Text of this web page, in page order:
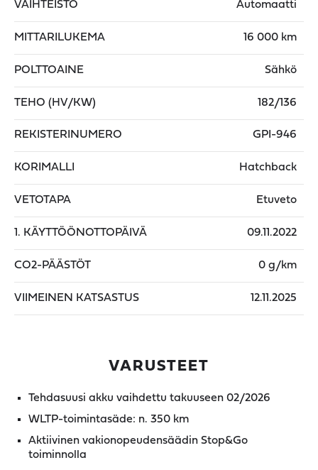
VAIHTEISTO Automaatti
MITTARILUKEMA 16 000 km
POLTTOAINE Sähkö
TEHO (HV/KW) 182/136
REKISTERINUMERO GPI-946
KORIMALLI Hatchback
VETOTAPA Etuveto
1. KÄYTTÖÖNOTTOPÄIVÄ 09.11.2022
CO2-PÄÄSTÖT 0 g/km
VIIMEINEN KATSASTUS 12.11.2025
VARUSTEET
Tehdasuusi akku vaihdettu takuuseen 02/2026
WLTP-toimintasäde: n. 350 km
Aktiivinen vakionopeudensäädin Stop&Go
toiminnolla